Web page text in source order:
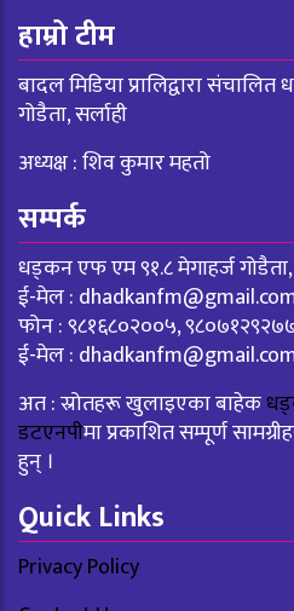
हाम्रो टीम
बादल मिडिया प्रालिद्वारा
गोडैता, सर्लाही
अध्यक्ष : शिव कुमार महतो
सम्पर्क
धड्कन एफ एम ९१.८ मेगाहर्ज गोडैता,
ई-मेल :
फोन : ९८१६८०२००५,
ई-मेल :
अत : स्रोतहरू खुलाइएका बाहेक
डटएनपीमा प्रकाशित सम्पूर्ण
हुन् ।
Quick Links
Privacy Policy